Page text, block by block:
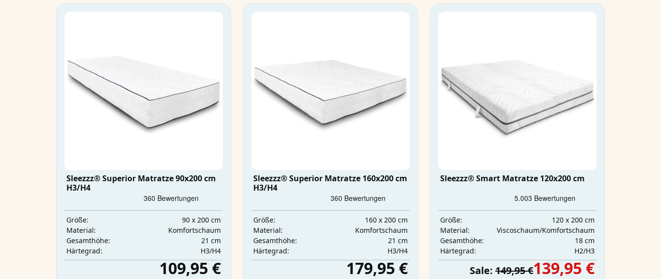
Sleezzz® Superior Matratze 90x200 cm
H3/H4
Größe:
90 x 200 cm
Material:
Komfortschaum
Gesamthöhe:
21 cm
Härtegrad:
H3/H4
109,95 €
Sleezzz® Superior Matratze 160x200 cm
H3/H4
Größe:
160 x 200 cm
Material:
Komfortschaum
Gesamthöhe:
21 cm
Härtegrad:
H3/H4
179,95 €
Sleezzz® Smart Matratze 120x200 cm
Größe:
120 x 200 cm
Material:
Viscoschaum/Komfortschaum
Gesamthöhe:
18 cm
Härtegrad:
H2/H3
Sale: 149,95 €139,95 €